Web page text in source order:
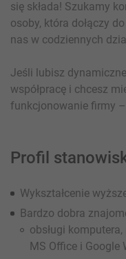
się składa! Szukamy
osoby, która dołączy
nas w codziennych
Jeśli lubisz
współpracę i chcesz
funkcjonowanie firmy –
Profil
Wykształcenie
Bardzo dobra
obsługi
MS Office i Google